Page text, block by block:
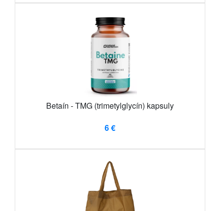
Betaín - TMG (trimetylglycín) kapsuly
6 €